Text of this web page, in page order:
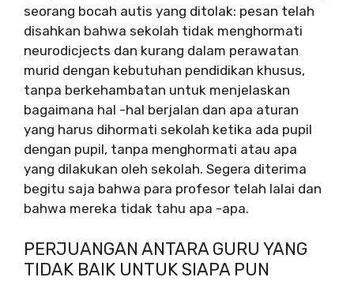
seorang bocah autis yang ditolak: pesan telah
disahkan bahwa sekolah tidak menghormati
neurodicjects dan kurang dalam perawatan
murid dengan kebutuhan pendidikan khusus,
tanpa berkehambatan untuk menjelaskan
bagaimana hal -hal berjalan dan apa aturan
yang harus dihormati sekolah ketika ada pupil
dengan pupil, tanpa menghormati atau apa
yang dilakukan oleh sekolah. Segera diterima
begitu saja bahwa para profesor telah lalai dan
bahwa mereka tidak tahu apa -apa.
PERJUANGAN ANTARA GURU YANG
TIDAK BAIK UNTUK SIAPA PUN